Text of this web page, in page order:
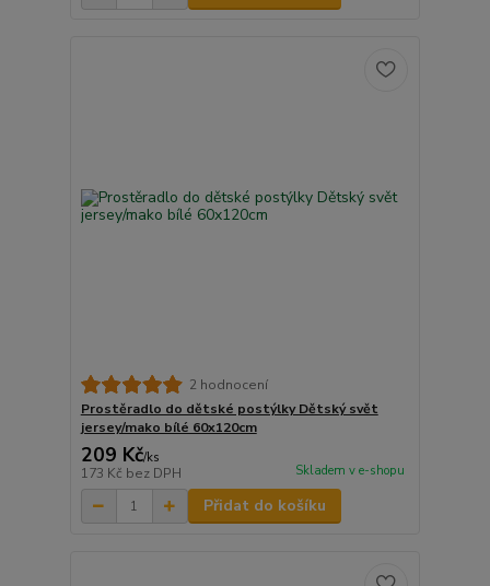
2 hodnocení
Prostěradlo do dětské postýlky Dětský svět
jersey/mako bílé 60x120cm
209 Kč/ks
173 Kč bez DPH Skladem v e-shopu
Přidat do košíku